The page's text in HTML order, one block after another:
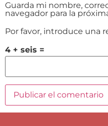
Guarda mi nombre,
navegador para la
Por favor, introduce una
4 + seis =